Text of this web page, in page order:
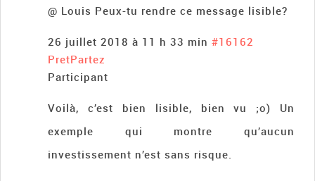
@ Louis Peux-tu rendre ce message lisible?
26 juillet 2018 à 11 h 33 min #16162
PretPartez
Participant
Voilà, c’est bien lisible, bien vu ;o) Un
exemple qui montre qu’aucun
investissement n’est sans risque.